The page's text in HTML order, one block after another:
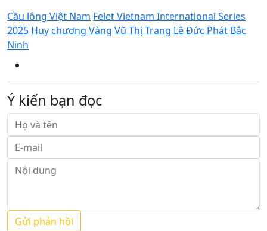
Cầu lông Việt Nam Felet Vietnam International Series
2025 Huy chương Vàng Vũ Thị Trang Lê Đức Phát Bắc
Ninh
Ý kiến bạn đọc